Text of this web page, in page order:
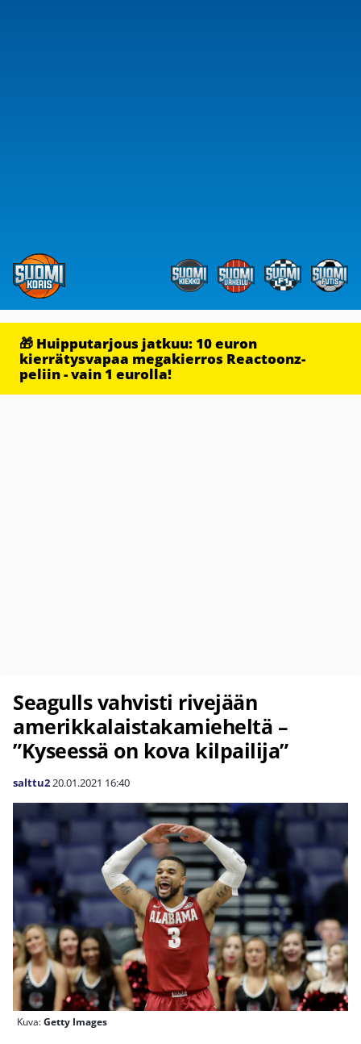
🎁 Huipputarjous jatkuu: 10 euron
kierrätysvapaa megakierros Reactoonz-
peliin - vain 1 eurolla!
Seagulls vahvisti rivejään
amerikkalaistakamieheltä –
”Kyseessä on kova kilpailija”
salttu220.01.2021 16:40
Kuva:Getty Images